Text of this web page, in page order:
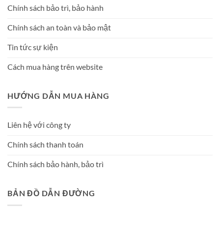
Chính sách bảo trì, bảo hành
Chính sách an toàn và bảo mật
Tin tức sự kiện
Cách mua hàng trên website
HƯỚNG DẪN MUA HÀNG
Liên hệ với công ty
Chính sách thanh toán
Chính sách bảo hành, bảo trì
BẢN ĐỒ DẪN ĐƯỜNG